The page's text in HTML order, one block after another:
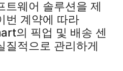
트웨어 솔루션을 제
번 계약에 따라
의 픽업 및 배송 센
질적으로 관리하게